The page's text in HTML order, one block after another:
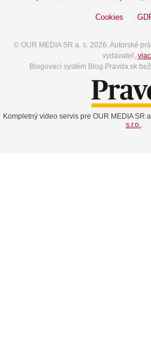
Cookies
© OUR MEDIA SR a. s. 2026. Autorské
vydavateľ,
Blogovací systém Blog.Pravda.sk
Kompletný video servis pre OUR MEDIA SR
s.r.o.